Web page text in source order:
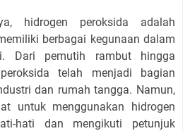
hidrogen peroksida adalah
berbagai kegunaan dalam
Dari pemutih rambut hingga
telah menjadi bagian
dan rumah tangga. Namun,
untuk menggunakan hidrogen
hati dan mengikuti petunjuk